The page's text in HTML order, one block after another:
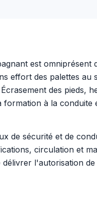
est omniprésent
effort des palettes
des pieds,
à la
de sécurité et de
circulation et
l'autorisation